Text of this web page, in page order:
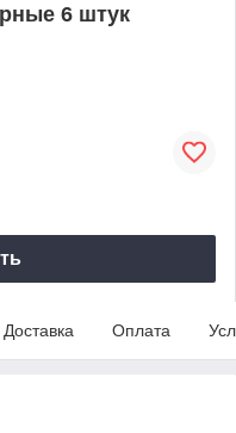
6 штук
Доставка Оплата